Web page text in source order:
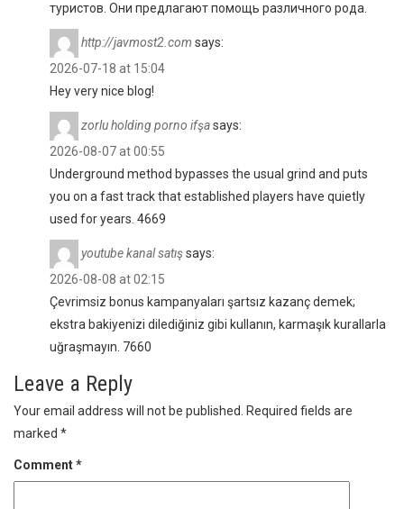
туристов. Они предлагают помощь различного рода.
http://javmost2.com says:
2026-07-18 at 15:04
Hey very nice blog!
zorlu holding porno ifşasays:
2026-08-07 at 00:55
Underground method bypasses the usual grind and puts
you on a fast track that established players have quietly
used for years. 4669
youtube kanal satışsays:
2026-08-08 at 02:15
Çevrimsiz bonus kampanyaları şartsız kazanç demek;
ekstra bakiyenizi dilediğiniz gibi kullanın, karmaşık kurallarla
uğraşmayın. 7660
Leave a Reply
Your email address will not be published.
Required fields are
marked *
Comment*